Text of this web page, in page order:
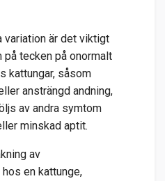
variation är det viktigt
på tecken på onormalt
kattungar, såsom
ansträngd andning,
av andra symtom
minskad aptit.
av
en kattunge,